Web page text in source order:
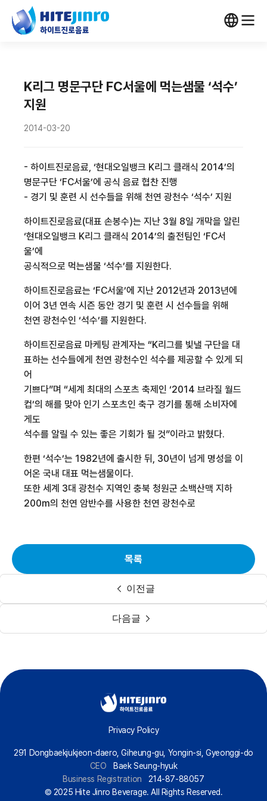
K리그 명문구단 FC서울에 먹는샘물 ‘석수’
지원
2014-03-20
- 하이트진로음료, ‘현대오일뱅크 K리그 클래식 2014’의
명문구단 ‘FC서울’에 공식 음료 협찬 진행
- 경기 및 훈련 시 선수들을 위해 천연 광천수 ‘석수’ 지원
하이트진로음료(대표 손봉수)는 지난 3월 8일 개막을 알린
‘현대오일뱅크 K리그 클래식 2014’의 출전팀인 ‘FC서
울’에
공식적으로 먹는샘물 ‘석수’를 지원한다.
하이트진로음료는 ‘FC서울’에 지난 2012년과 2013년에
이어 3년 연속 시즌 동안 경기 및 훈련 시 선수들을 위해
천연 광천수인 ‘석수’를 지원한다.
하이트진로음료 마케팅 관계자는 “K리그를 빛낼 구단을 대
표하는 선수들에게 천연 광천수인 석수를 제공할 수 있게 되
어
기쁘다”며 “세계 최대의 스포츠 축제인 ‘2014 브라질 월드
컵’의 해를 맞아 인기 스포츠인 축구 경기를 통해 소비자에
게도
석수를 알릴 수 있는 좋은 기회가 될 것”이라고 밝혔다.
한편 ‘석수’는 1982년에 출시한 뒤, 30년이 넘게 명성을 이
어온 국내 대표 먹는샘물이다.
또한 세계 3대 광천수 지역인 충북 청원군 소백산맥 지하
200m의 천연 암반수를 사용한 천연 광천수로
이전글
목록
다음글
Privacy Policy
291 Dongbaekjukjeon-daero, Giheung-gu, Yongin-si, Gyeonggi-do
CEO
Baek Seung-hyuk
Business Registration
214-87-88057
© 2025 Hite Jinro Beverage. All Rights Reserved.